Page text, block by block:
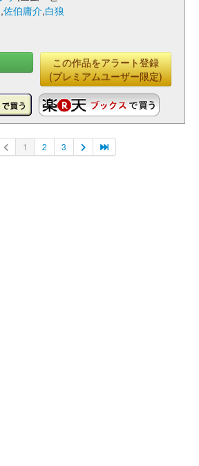
,佐伯庸介,白狼
この作品をアラート登録
(プレミアムユーザー限定)
1 2 3